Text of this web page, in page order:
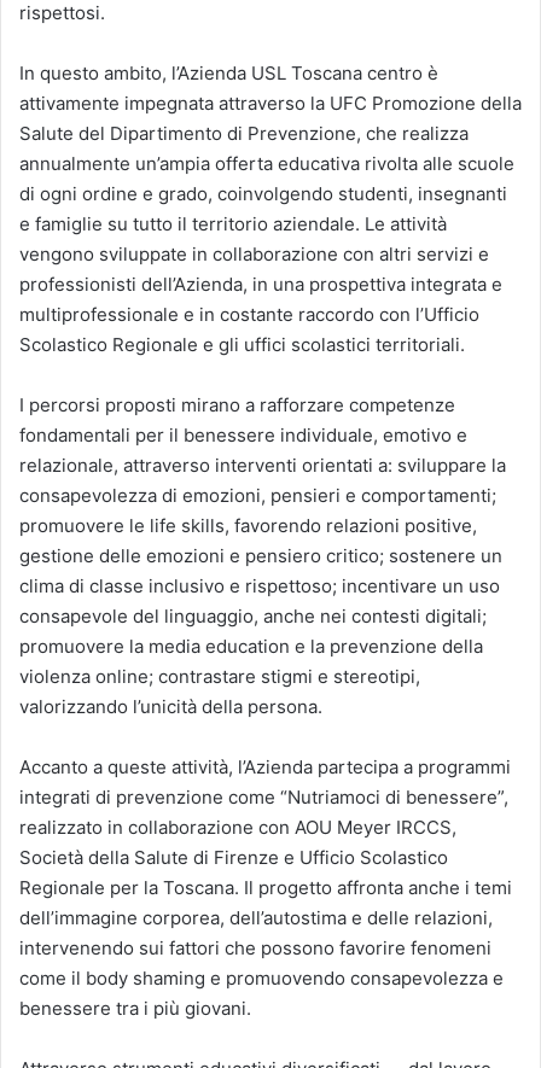
rispettosi.
In questo ambito, l’Azienda USL Toscana centro è
attivamente impegnata attraverso la UFC Promozione della
Salute del Dipartimento di Prevenzione, che realizza
annualmente un’ampia offerta educativa rivolta alle scuole
di ogni ordine e grado, coinvolgendo studenti, insegnanti
e famiglie su tutto il territorio aziendale. Le attività
vengono sviluppate in collaborazione con altri servizi e
professionisti dell’Azienda, in una prospettiva integrata e
multiprofessionale e in costante raccordo con l’Ufficio
Scolastico Regionale e gli uffici scolastici territoriali.
I percorsi proposti mirano a rafforzare competenze
fondamentali per il benessere individuale, emotivo e
relazionale, attraverso interventi orientati a: sviluppare la
consapevolezza di emozioni, pensieri e comportamenti;
promuovere le life skills, favorendo relazioni positive,
gestione delle emozioni e pensiero critico; sostenere un
clima di classe inclusivo e rispettoso; incentivare un uso
consapevole del linguaggio, anche nei contesti digitali;
promuovere la media education e la prevenzione della
violenza online; contrastare stigmi e stereotipi,
valorizzando l’unicità della persona.
Accanto a queste attività, l’Azienda partecipa a programmi
integrati di prevenzione come “Nutriamoci di benessere”,
realizzato in collaborazione con AOU Meyer IRCCS,
Società della Salute di Firenze e Ufficio Scolastico
Regionale per la Toscana. Il progetto affronta anche i temi
dell’immagine corporea, dell’autostima e delle relazioni,
intervenendo sui fattori che possono favorire fenomeni
come il body shaming e promuovendo consapevolezza e
benessere tra i più giovani.